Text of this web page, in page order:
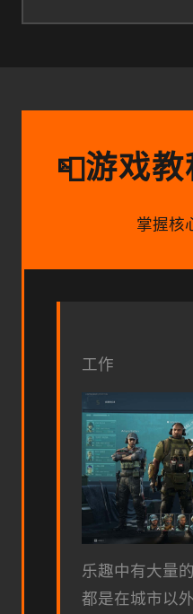
📮游戏教
掌握核
工作
乐趣中有大量
都是在城市以